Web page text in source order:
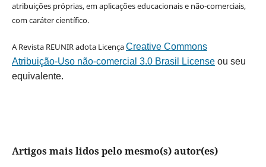
atribuições próprias, em aplicações educacionais e não-comerciais,
com caráter científico.
A Revista REUNIR adota LicençaCreative Commons
Atribuição-Uso não-comercial 3.0 Brasil Licenseou seu
equivalente.
Artigos mais lidos pelo mesmo(s) autor(es)